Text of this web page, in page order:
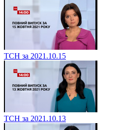
ТСН за 2021.10.15
ТСН за 2021.10.13